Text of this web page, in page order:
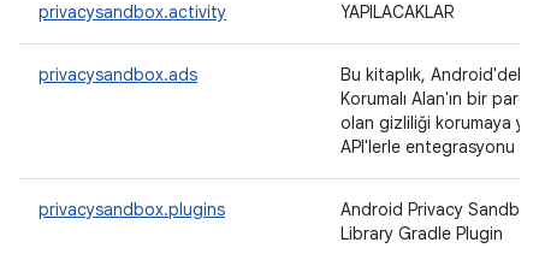
privacysandbox.activity YAPILACAKLAR
privacysandbox.ads
Bu kitaplık, Android'deki
Korumalı Alan'ın bir
olan gizliliği korumaya
API'lerle entegrasyonu
privacysandbox.plugins
Android Privacy
Library Gradle Plugin